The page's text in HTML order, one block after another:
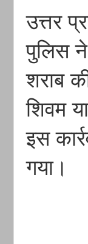
उत्तर
पुलिस
शराब
शिवम
इस
गया।